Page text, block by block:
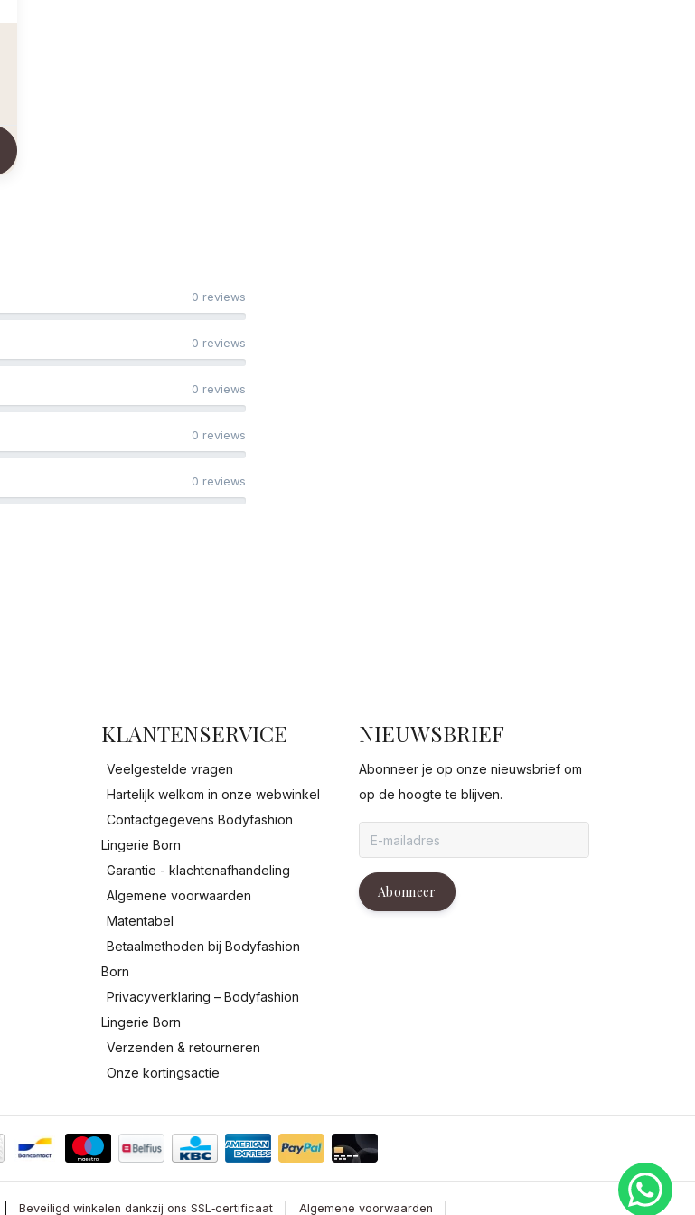
0 reviews
0 reviews
0 reviews
0 reviews
0 reviews
KLANTENSERVICE
Veelgestelde vragen
Hartelijk welkom in onze webwinkel
Contactgegevens Bodyfashion
Lingerie Born
Garantie - klachtenafhandeling
Algemene voorwaarden
Matentabel
Betaalmethoden bij Bodyfashion
Born
Privacyverklaring – Bodyfashion
Lingerie Born
Verzenden & retourneren
Onze kortingsactie
NIEUWSBRIEF
Abonneer je op onze nieuwsbrief om
op de hoogte te blijven.
Abonneer
Beveiligd winkelen dankzij ons SSL‑certificaat Algemene voorwaarden